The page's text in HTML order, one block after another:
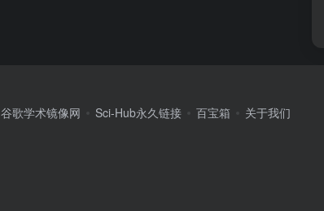
谷歌学术镜像网 Sci-Hub永久链接 百宝箱 关于我们